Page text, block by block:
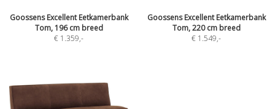
Goossens Excellent Eetkamerbank
Tom, 196 cm breed
€ 1.359,-
Goossens Excellent Eetkamerbank
Tom, 220 cm breed
€ 1.549,-